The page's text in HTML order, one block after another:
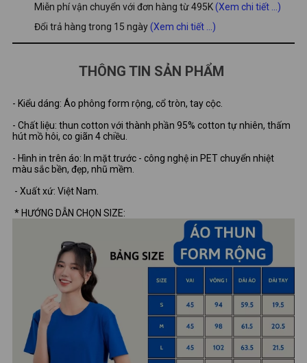
Miễn phí vận chuyển với đơn hàng từ 495K(Xem chi tiết ...)
Đổi trả hàng trong 15 ngày(Xem chi tiết ...)
THÔNG TIN SẢN PHẨM
- Kiểu dáng: Áo phông form rộng, cổ tròn, tay cộc.
- Chất liệu: thun cotton với thành phần 95% cotton tự nhiên, thấm
hút mồ hôi, co giãn 4 chiều.
- Hình in trên áo: In mặt trước - công nghệ in PET chuyển nhiệt
màu sắc bền, đẹp, nhũ mềm.
- Xuất xứ: Việt Nam.
* HƯỚNG DẪN CHỌN SIZE: